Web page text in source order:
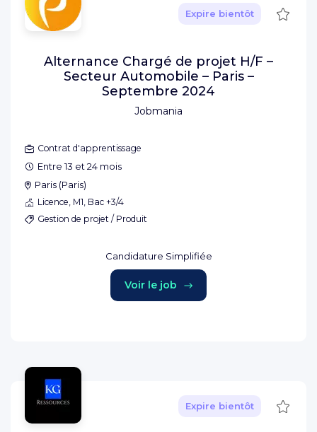
Jobmania
Expire bientôt
Alternance Chargé de projet H/F –
Secteur Automobile – Paris –
Septembre 2024
Contrat d'apprentissage
Entre 13 et 24 mois
Paris (Paris)
Licence, M1, Bac +3/4
Gestion de projet / Produit
Candidature Simplifiée
Voir le job
Expire bientôt